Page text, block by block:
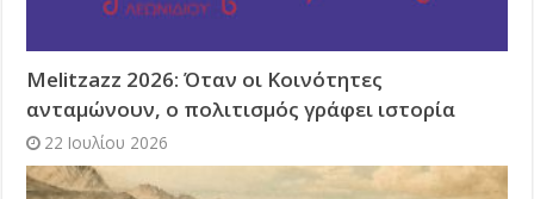
Melitzazz 2026: Όταν οι Κοινότητες
ανταμώνουν, ο πολιτισμός γράφει ιστορία
22 Ιουλίου 2026